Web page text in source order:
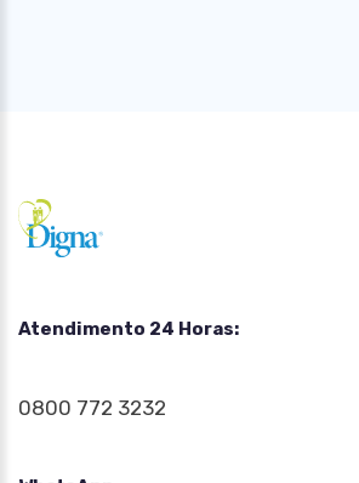
Atendimento 24 Horas:
0800 772 3232